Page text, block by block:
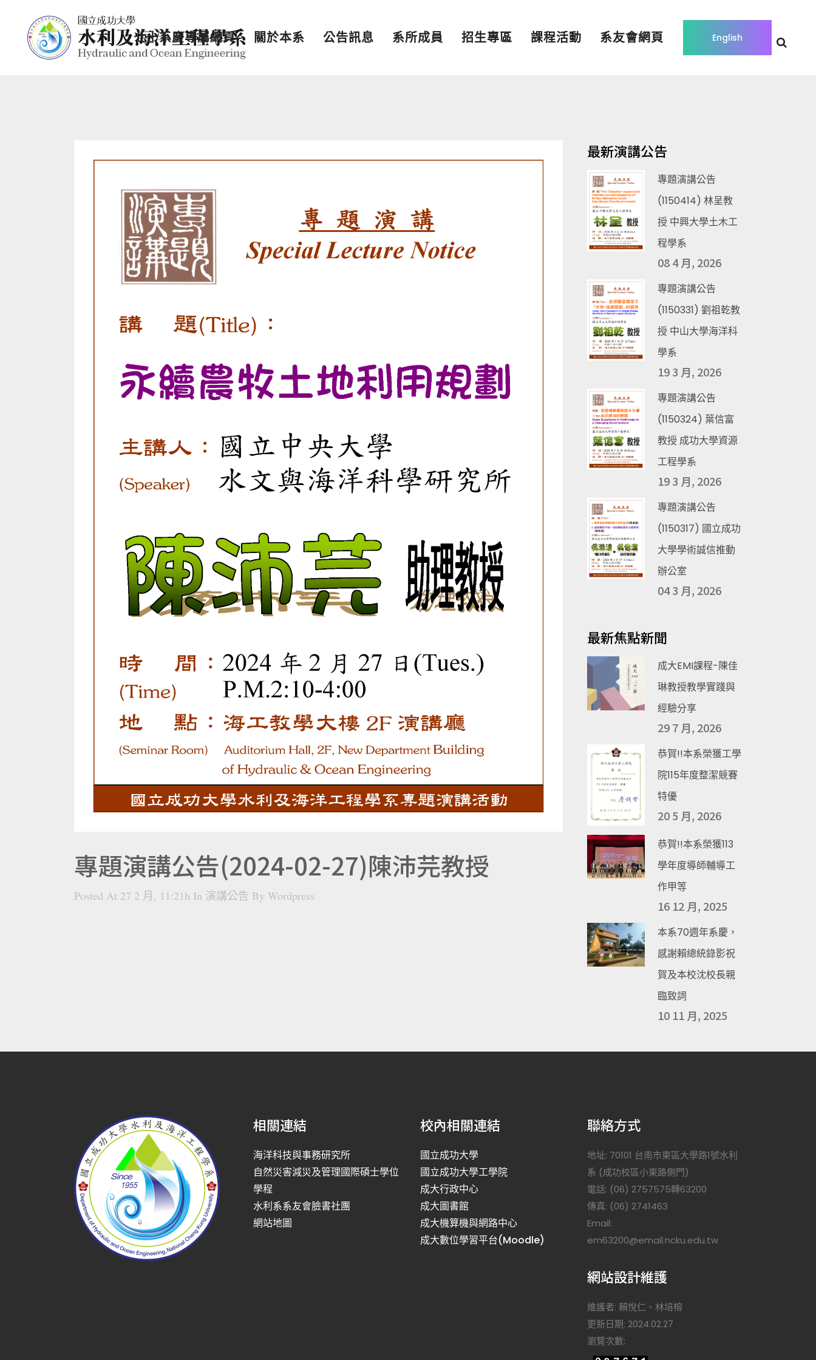
English
七十系慶專屬網頁 關於本系 公告訊息 系所成員 招生專區 課程活動 系友會網頁
專題演講公告(2024-02-27)陳沛芫教授
Posted At 27 2 月, 11:21h In 演講公告 By Wordpress
最新演講公告
專題演講公告
(1150414) 林呈教
授 中興大學土木工
程學系
08 4 月, 2026
專題演講公告
(1150331) 劉祖乾教
授 中山大學海洋科
學系
19 3 月, 2026
專題演講公告
(1150324) 葉信富
教授 成功大學資源
工程學系
19 3 月, 2026
專題演講公告
(1150317) 國立成功
大學學術誠信推動
辦公室
04 3 月, 2026
最新焦點新聞
成大EMI課程-陳佳
琳教授教學實踐與
經驗分享
29 7 月, 2026
恭賀!!本系榮獲工學
院115年度整潔競賽
特優
20 5 月, 2026
恭賀!!本系榮獲113
學年度導師輔導工
作甲等
16 12 月, 2025
本系70週年系慶，
感謝賴總統錄影祝
賀及本校沈校長親
臨致詞
10 11 月, 2025
相關連結
海洋科技與事務研究所
自然災害減災及管理國際碩士學位
學程
水利系系友會臉書社團
網站地圖
校內相關連結
國立成功大學
國立成功大學工學院
成大行政中心
成大圖書館
成大機算機與網路中心
成大數位學習平台(Moodle)
聯絡方式
地址: 70101 台南市東區大學路1號水利
系 (成功校區小東路側門)
電話: (06) 2757575轉63200
傳真: (06) 2741463
Email:
em63200@email.ncku.edu.tw
網站設計維護
維護者: 賴悅仁、林培榕
更新日期: 2024.02.27
瀏覽次數: